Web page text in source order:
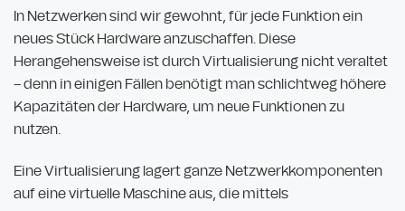
In Netzwerken sind wir gewohnt, für jede Funktion ein
neues Stück Hardware anzuschaffen. Diese
Herangehensweise ist durch Virtualisierung nicht veraltet
– denn in einigen Fällen benötigt man schlichtweg höhere
Kapazitäten der Hardware, um neue Funktionen zu
nutzen.
Eine Virtualisierung lagert ganze Netzwerkkomponenten
auf eine virtuelle Maschine aus, die mittels